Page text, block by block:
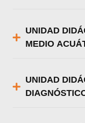
UNIDAD
MEDIO
UNIDAD